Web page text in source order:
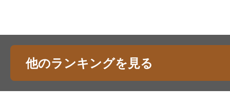
他のランキングを見る